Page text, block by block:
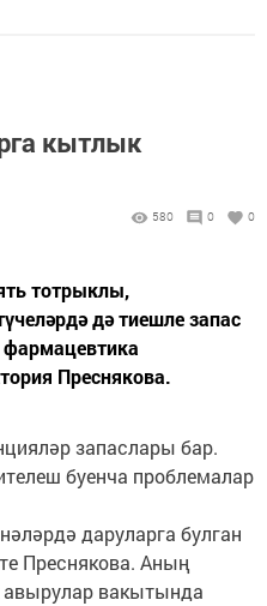
кытлык
580 0 0
тотрыклы,
дә тиешле запас
Преснякова.
запаслары бар.
буенча проблемалар
даруларга булган
Преснякова. Аның
авырулар вакытында